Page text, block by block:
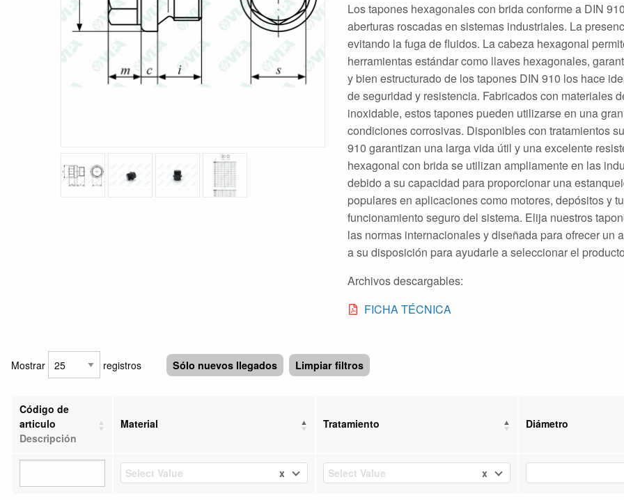
Los tapones hexagonales con brida conforme a DIN
aberturas roscadas en sistemas industriales. La
evitando la fuga de fluidos. La cabeza hexagonal
herramientas estándar como llaves hexagonales,
y bien estructurado de los tapones DIN 910 los hace
de seguridad y resistencia. Fabricados con materiales
inoxidable, estos tapones pueden utilizarse en una
condiciones corrosivas. Disponibles con tratamientos
910 garantizan una larga vida útil y una excelente
hexagonal con brida se utilizan ampliamente en las
debido a su capacidad para proporcionar una
populares en aplicaciones como motores, depósitos y
funcionamiento seguro del sistema. Elija nuestros
las normas internacionales y diseñada para ofrecer
a su disposición para ayudarle a seleccionar el
Archivos descargables:
FICHA TÉCNICA
Mostrar registros Sólo nuevos llegados Limpiar filtros
Código de
articulo
Descripción
Material Tratamiento Diámetro
Select Value x Select Value x